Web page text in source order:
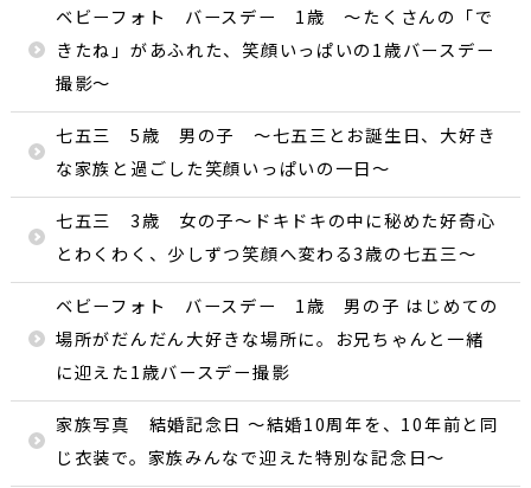
ベビーフォト バースデー 1歳 〜たくさんの「で
きたね」があふれた、笑顔いっぱいの1歳バースデー
撮影〜
七五三 5歳 男の子 〜七五三とお誕生日、大好き
な家族と過ごした笑顔いっぱいの一日〜
七五三 3歳 女の子〜ドキドキの中に秘めた好奇心
とわくわく、少しずつ笑顔へ変わる3歳の七五三〜
ベビーフォト バースデー 1歳 男の子 はじめての
場所がだんだん大好きな場所に。お兄ちゃんと一緒
に迎えた1歳バースデー撮影
家族写真 結婚記念日 〜結婚10周年を、10年前と同
じ衣装で。家族みんなで迎えた特別な記念日〜